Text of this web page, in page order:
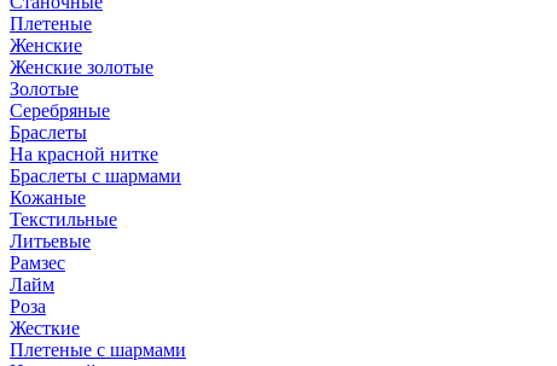
Плетеные
Женские
Женские золотые
Золотые
Серебряные
Браслеты
На красной нитке
Браслеты с шармами
Кожаные
Текстильные
Литьевые
Рамзес
Лайм
Роза
Жесткие
Плетеные с шармами